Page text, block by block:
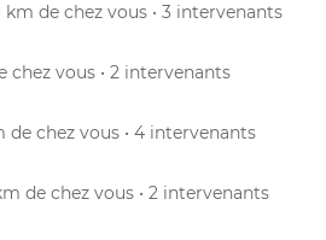
km de chez vous • 3 intervenants
chez vous • 2 intervenants
de chez vous • 4 intervenants
de chez vous • 2 intervenants